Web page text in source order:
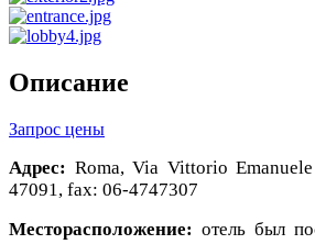
Описание
Запрос цены
Адрес: Roma, Via Vittorio
47091, fax: 06-4747307
Месторасположение: отель был